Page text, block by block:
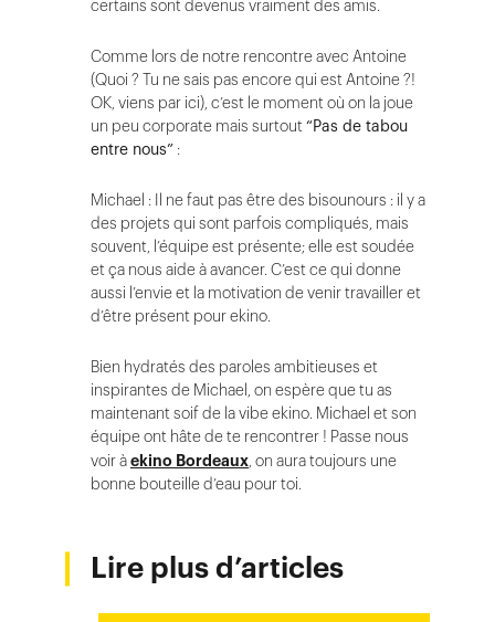
certains sont devenus vraiment des amis.
Comme lors de notre rencontre avec Antoine
(Quoi ? Tu ne sais pas encore qui est Antoine ?!
OK, viens par ici), c’est le moment où on la joue
un peu corporate mais surtout“Pas de tabou
entre nous” :
Michael : Il ne faut pas être des bisounours : il y a
des projets qui sont parfois compliqués, mais
souvent, l’équipe est présente; elle est soudée
et ça nous aide à avancer. C’est ce qui donne
aussi l’envie et la motivation de venir travailler et
d’être présent pour ekino.
Bien hydratés des paroles ambitieuses et
inspirantes de Michael, on espère que tu as
maintenant soif de la vibe ekino. Michael et son
équipe ont hâte de te rencontrer ! Passe nous
voir àekino Bordeaux, on aura toujours une
bonne bouteille d’eau pour toi.
Lire plus d’articles